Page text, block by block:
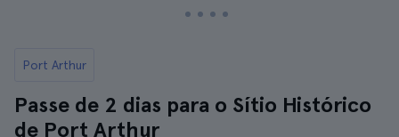
Port Arthur
Passe de 2 dias para o Sítio Histórico
de Port Arthur